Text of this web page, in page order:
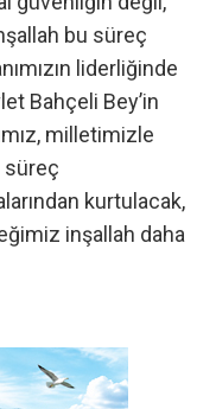
bu süreç
liderliğinde
Bahçeli Bey’in
milletimizle
süreç
kurtulacak,
inşallah daha